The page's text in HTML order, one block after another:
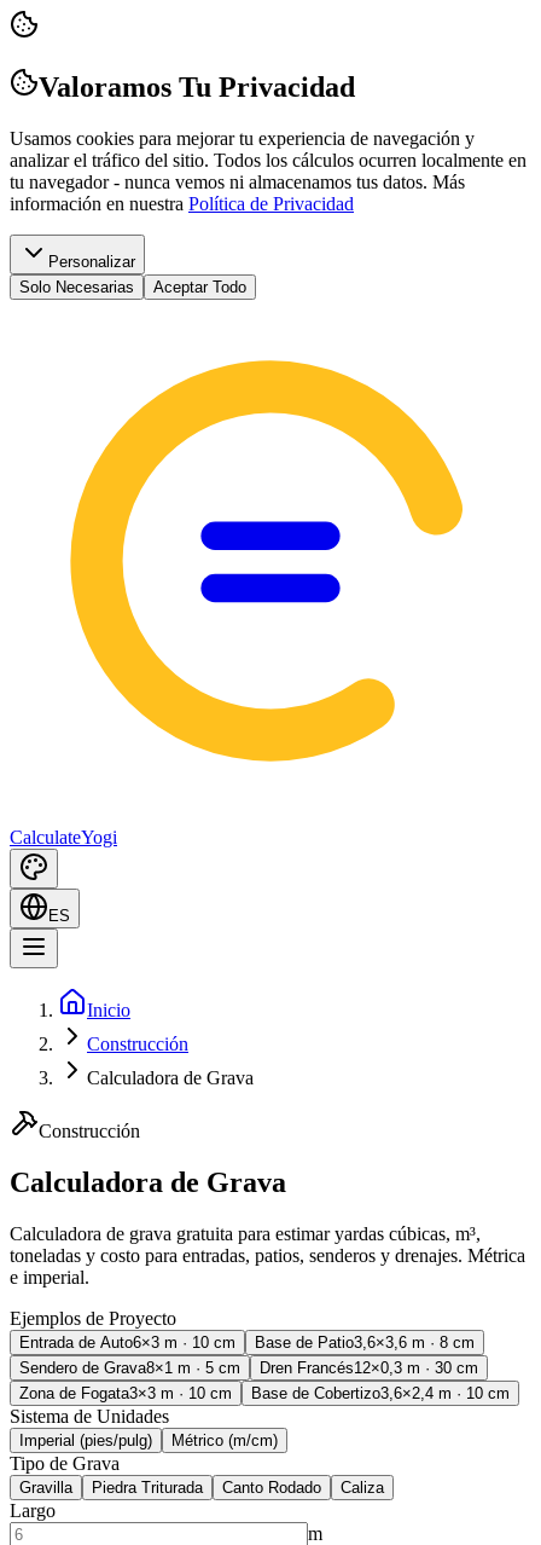
Valoramos Tu Privacidad
Usamos cookies para mejorar tu experiencia de navegación y
analizar el tráfico del sitio. Todos los cálculos ocurren localmente en
tu navegador - nunca vemos ni almacenamos tus datos. Más
información en nuestra Política de Privacidad
Personalizar
Solo Necesarias
Aceptar Todo
CalculateYogi
ES
Inicio
Construcción
Calculadora de Grava
Construcción
Calculadora de Grava
Calculadora de grava gratuita para estimar yardas cúbicas, m³,
toneladas y costo para entradas, patios, senderos y drenajes. Métrica
e imperial.
Ejemplos de Proyecto
Entrada de Auto6×3 m · 10 cm Base de Patio3,6×3,6 m · 8 cm
Sendero de Grava8×1 m · 5 cm Dren Francés12×0,3 m · 30 cm
Zona de Fogata3×3 m · 10 cm Base de Cobertizo3,6×2,4 m · 10 cm
Sistema de Unidades
Imperial (pies/pulg) Métrico (m/cm)
Tipo de Grava
Gravilla Piedra Triturada Canto Rodado Caliza
Largo
m